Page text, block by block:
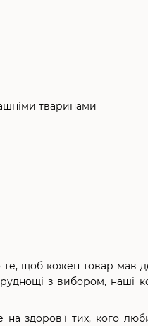
щоб кожен товар мав
з вибором, наші
на здоров'ї тих, кого